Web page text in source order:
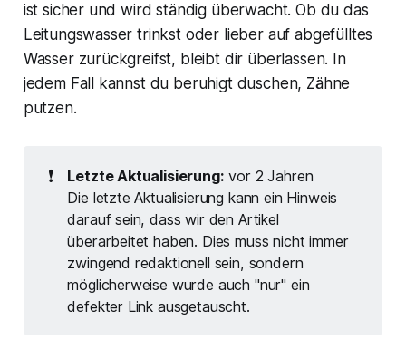
ist sicher und wird ständig überwacht. Ob du das
Leitungswasser trinkst oder lieber auf abgefülltes
Wasser zurückgreifst, bleibt dir überlassen. In
jedem Fall kannst du beruhigt duschen, Zähne
putzen.
❗ Letzte Aktualisierung: vor 2 Jahren
Die letzte Aktualisierung kann ein Hinweis
darauf sein, dass wir den Artikel
überarbeitet haben. Dies muss nicht immer
zwingend redaktionell sein, sondern
möglicherweise wurde auch "nur" ein
defekter Link ausgetauscht.